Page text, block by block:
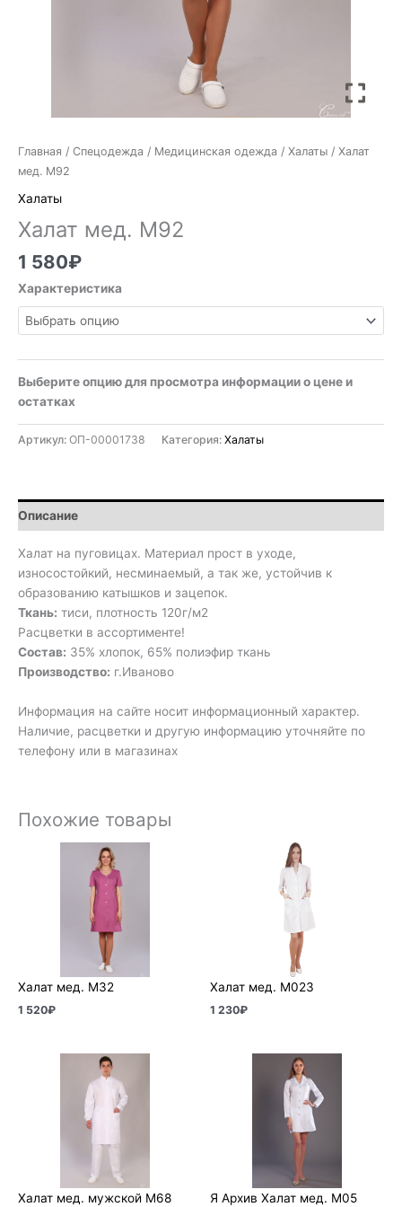
Главная / Спецодежда / Медицинская одежда / Халаты / Халат
мед. М92
Халаты
Халат мед. М92
1 580₽
Характеристика
Выберите опцию для просмотра информации о цене и
остатках
Артикул: ОП-00001738 Категория: Халаты
Описание
Халат на пуговицах. Материал прост в уходе,
износостойкий, несминаемый, а так же, устойчив к
образованию катышков и зацепок.
Ткань: тиси, плотность 120г/м2
Расцветки в ассортименте!
Состав: 35% хлопок, 65% полиэфир ткань
Производство: г.Иваново
Информация на сайте носит информационный характер.
Наличие, расцветки и другую информацию уточняйте по
телефону или в магазинах
Похожие товары
Халат мед. М32
1 520₽
Халат мед. М023
1 230₽
Халат мед. мужской М68 Я Архив Халат мед. М05